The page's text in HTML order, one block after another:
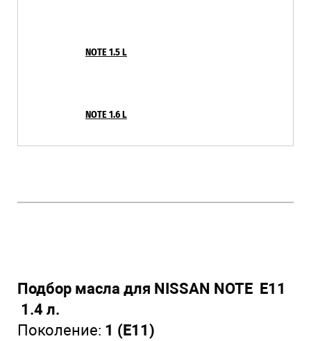
NOTE 1.5 L
NOTE 1.6 L
Подбор масла для NISSAN NOTE E11
1.4 л.
Поколение: 1 (E11)